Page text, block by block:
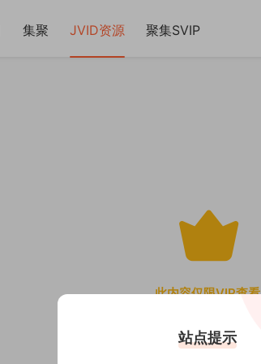
集聚 JVID资源 聚集SVIP
此内容仅限VIP查看
站点提示